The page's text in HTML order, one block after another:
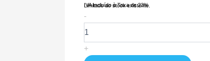
IVA Incluído à Taxa de 23%
Limitado ao stock existente.
-
de
SH-
BLU-
DOOR-
+